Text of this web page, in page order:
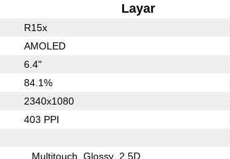
Layar
R15x
AMOLED
6.4"
84.1%
2340x1080
403 PPI
Multitouch Glossy 2.5D